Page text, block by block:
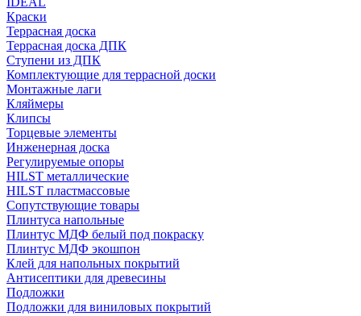
Краски
Террасная доска
Террасная доска ДПК
Ступени из ДПК
Комплектующие для террасной доски
Монтажные лаги
Кляймеры
Клипсы
Торцевые элементы
Инженерная доска
Регулируемые опоры
HILST металлические
HILST пластмассовые
Сопутствующие товары
Плинтуса напольные
Плинтус МДФ белый под покраску
Плинтус МДФ экошпон
Клей для напольных покрытий
Антисептики для древесины
Подложки
Подложки для виниловых покрытий